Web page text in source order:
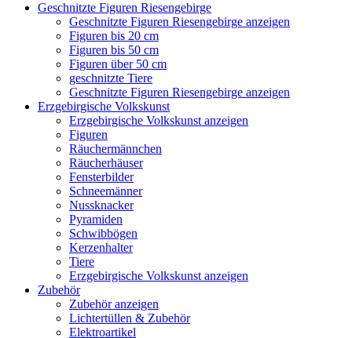
Geschnitzte Figuren Riesengebirge
Geschnitzte Figuren Riesengebirge anzeigen
Figuren bis 20 cm
Figuren bis 50 cm
Figuren über 50 cm
geschnitzte Tiere
Geschnitzte Figuren Riesengebirge anzeigen
Erzgebirgische Volkskunst
Erzgebirgische Volkskunst anzeigen
Figuren
Räuchermännchen
Räucherhäuser
Fensterbilder
Schneemänner
Nussknacker
Pyramiden
Schwibbögen
Kerzenhalter
Tiere
Erzgebirgische Volkskunst anzeigen
Zubehör
Zubehör anzeigen
Lichtertüllen & Zubehör
Elektroartikel